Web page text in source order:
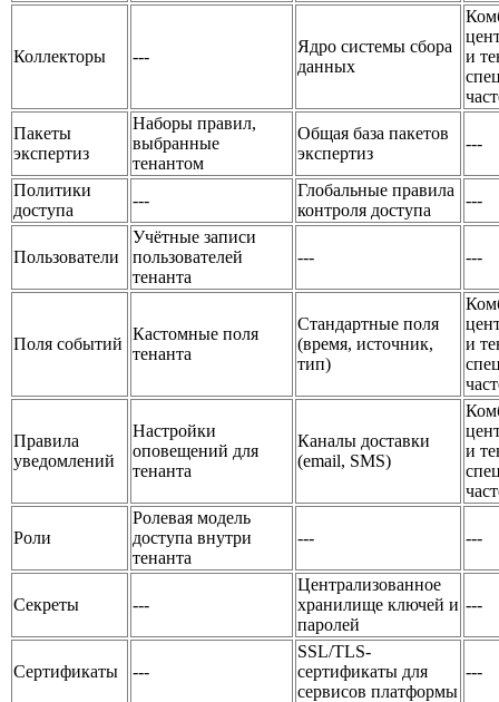
Коллекторы ---
Ядро системы сбора
данных
и
Пакеты
экспертиз
Наборы правил,
выбранные
тенантом
Общая база пакетов
экспертиз
---
Политики
доступа
---
Глобальные правила
контроля доступа
---
Пользователи
Учётные записи
пользователей
тенанта
--- ---
Поля событий
Кастомные поля
тенанта
Стандартные поля
(время, источник,
тип)
и
Правила
уведомлений
Настройки
оповещений для
тенанта
Каналы доставки
(email, SMS)
и
Роли
Ролевая модель
доступа внутри
тенанта
--- ---
Секреты ---
Централизованное
хранилище ключей и
паролей
---
Сертификаты ---
SSL/TLS-
сертификаты для
сервисов платформы
---